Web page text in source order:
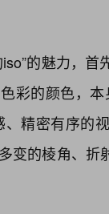
的魅力，
彩的颜色，
、精密有序的
变的棱角、